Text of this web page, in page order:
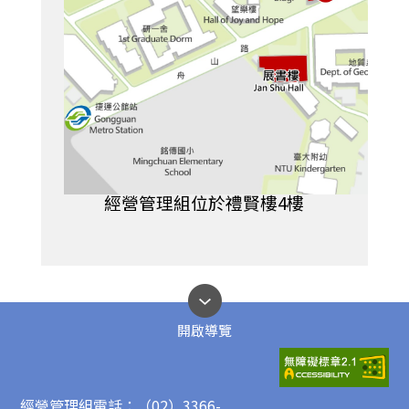
經營管理組位於禮賢樓4樓
開啟導覽